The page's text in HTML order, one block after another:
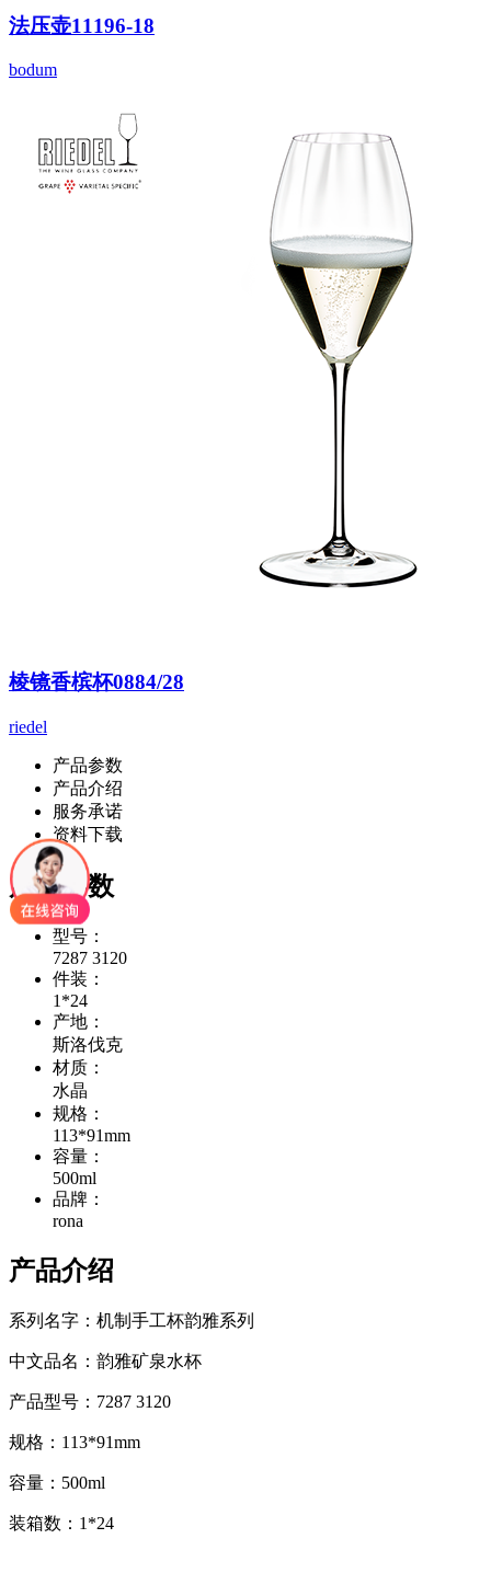
法压壶11196-18
bodum
棱镜香槟杯0884/28
riedel
产品参数
产品介绍
服务承诺
资料下载
产品参数
型号：
7287 3120
件装：
1*24
产地：
斯洛伐克
材质：
水晶
规格：
113*91mm
容量：
500ml
品牌：
rona
产品介绍
系列名字：机制手工杯韵雅系列
中文品名：韵雅矿泉水杯
产品型号：7287 3120
规格：113*91mm
容量：500ml
装箱数：1*24